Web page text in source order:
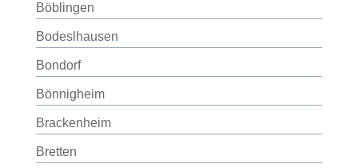
Böblingen
Bodeslhausen
Bondorf
Bönnigheim
Brackenheim
Bretten